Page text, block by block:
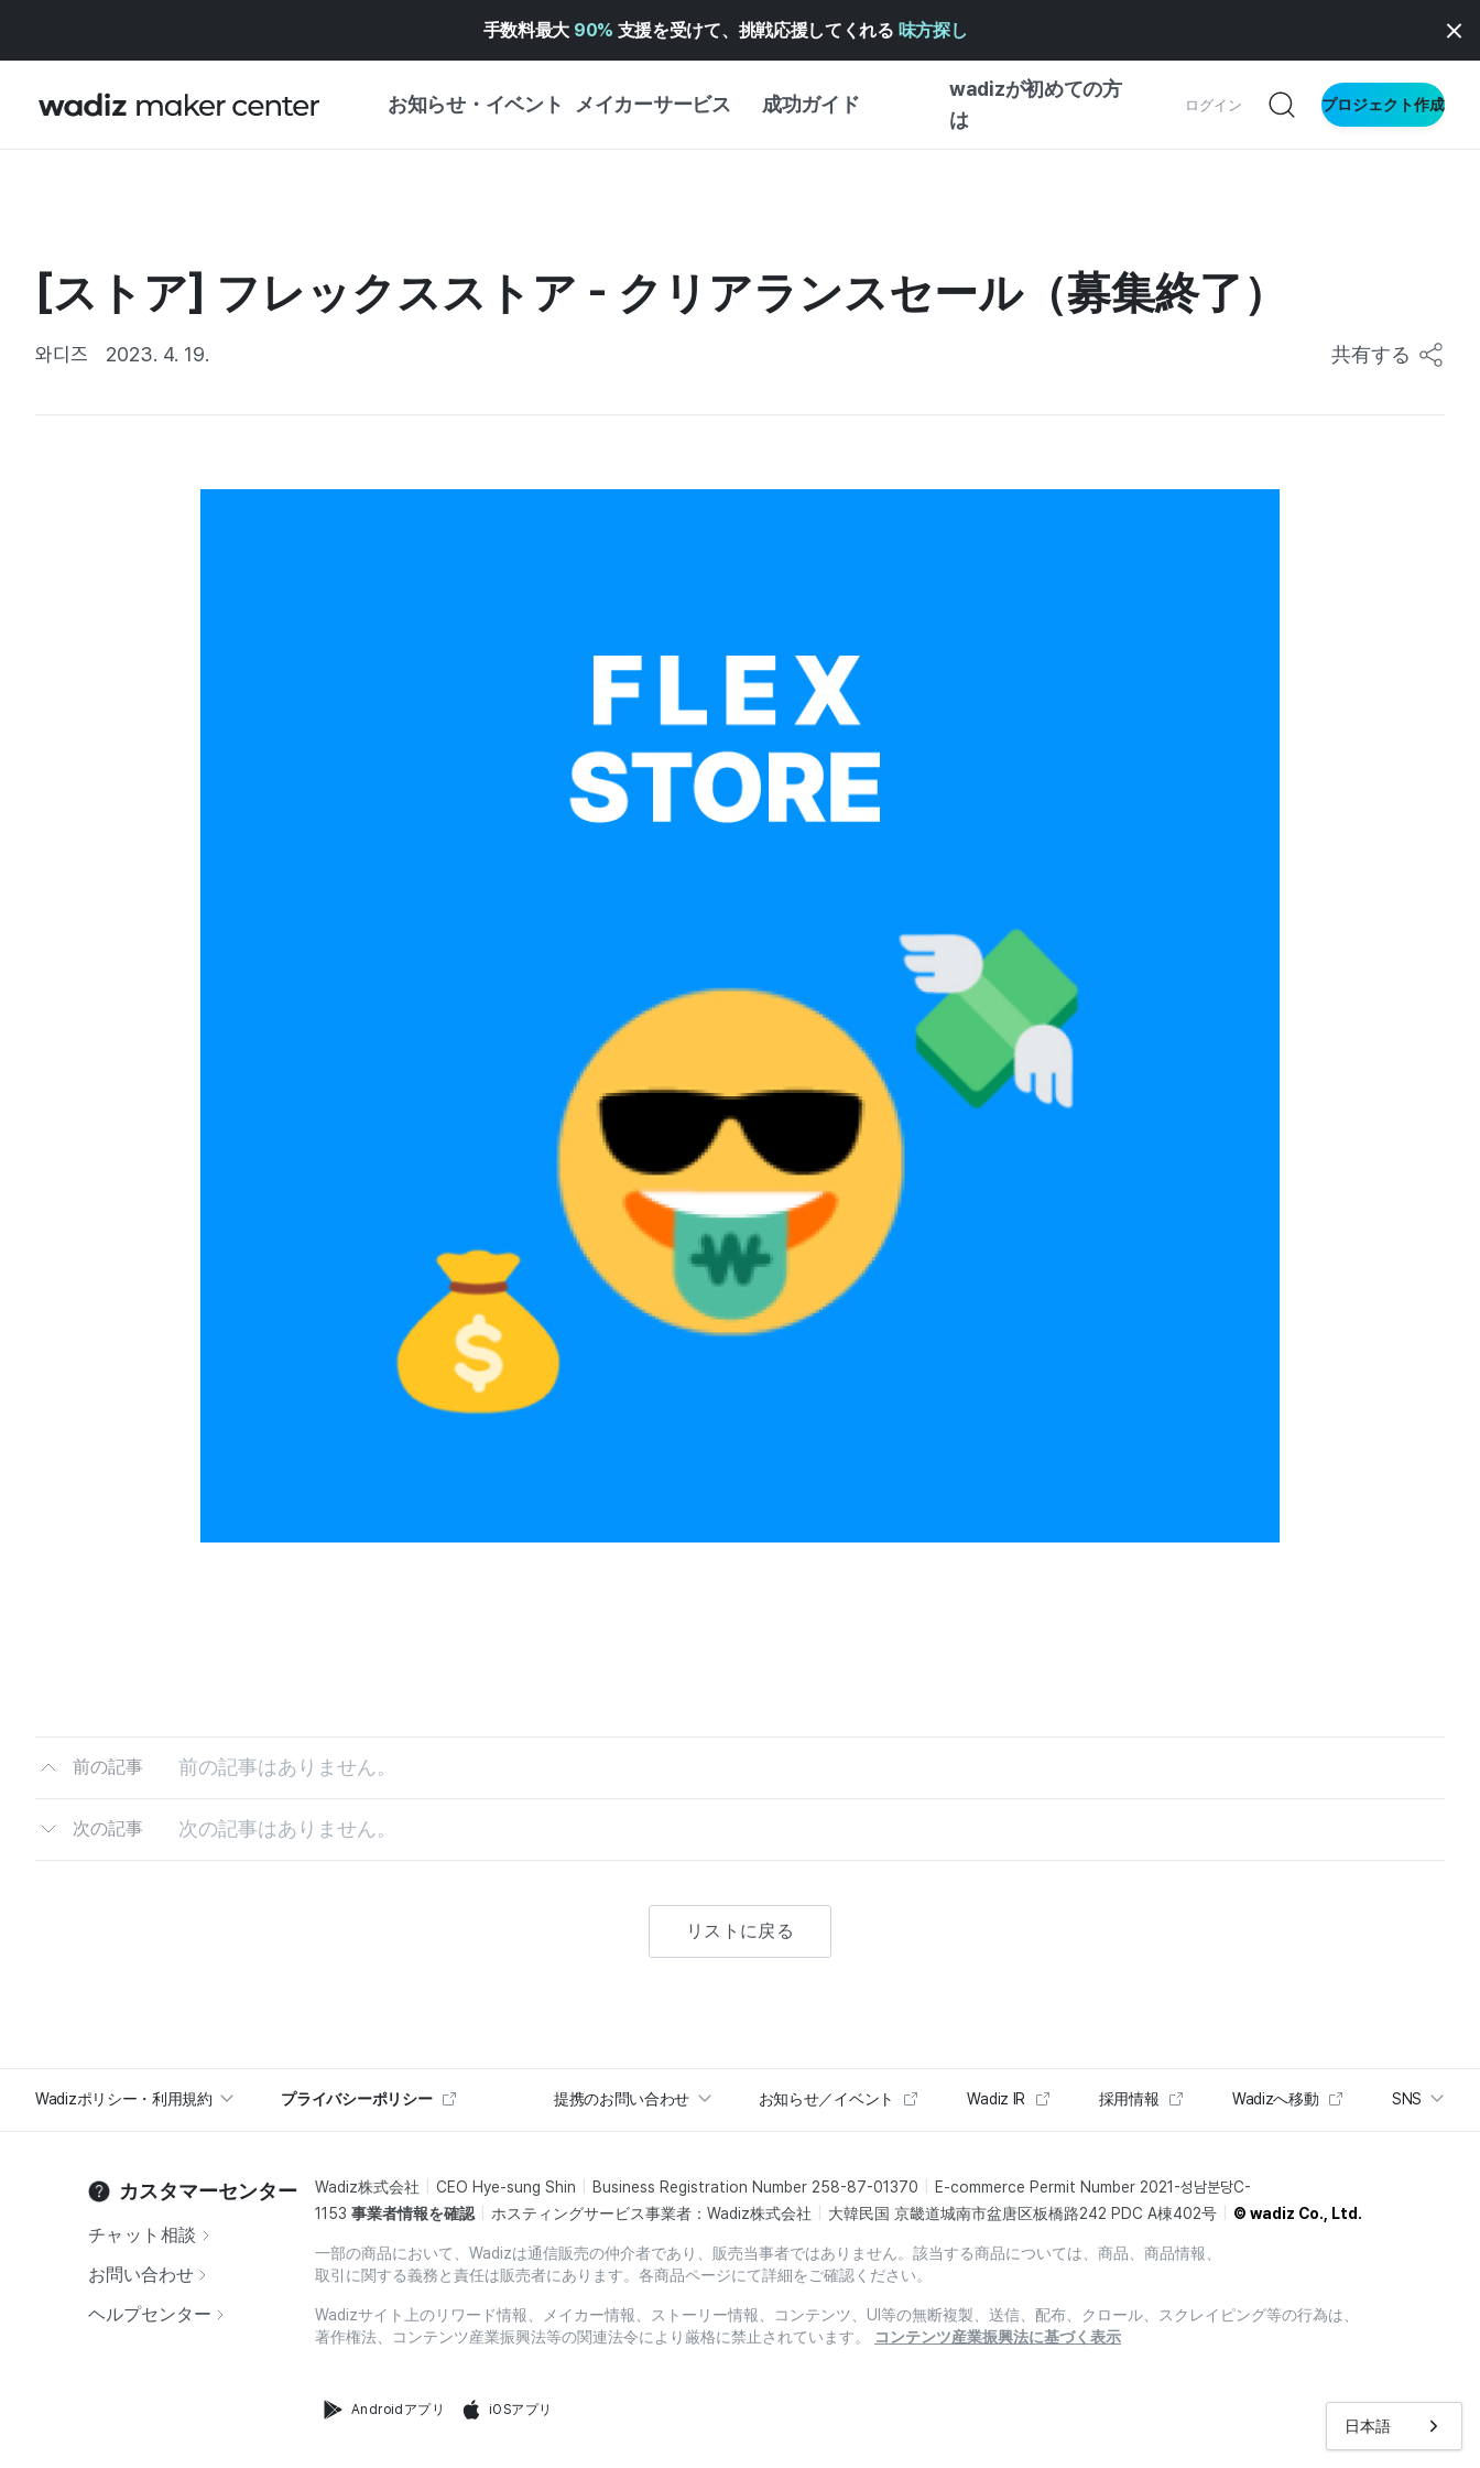
手数料最大 90% 支援を受けて、挑戦応援してくれる 味方探し
お知らせ・イベント メイカーサービス 成功ガイド
wadizが初めての方
は
ログイン プロジェクト作成
マイワディズ
重要なお知らせ
プレスリリース
企画展カレンダー
ヘルプセンター ↗︎
WADIZアワード ↗︎
WADIZ・スクール
成功ストーリー
創作型
日本語
[ストア] フレックスストア - クリアランスセール（募集終了）
와디즈 2023. 4. 19. 共有する
前の記事 前の記事はありません。
次の記事 次の記事はありません。
リストに戻る
Wadizポリシー・利用規約 プライバシーポリシー 提携のお問い合わせ お知らせ／イベント Wadiz IR 採用情報 Wadizへ移動 SNS
カスタマーセンター
チャット相談
お問い合わせ
ヘルプセンター
Wadiz株式会社 CEO Hye-sung Shin Business Registration Number 258-87-01370
E-commerce Permit Number 2021-성남분당C-
1153 事業者情報を確認 ホスティングサービス事業者：Wadiz株式会社 大韓民国 京畿道城南市盆唐区板橋路242 PDC A棟402号 © wadiz Co., Ltd.
一部の商品において、Wadizは通信販売の仲介者であり、販売当事者ではありません。該当する商品については、商品、商品情報、
取引に関する義務と責任は販売者にあります。各商品ページにて詳細をご確認ください。
Wadizサイト上のリワード情報、メイカー情報、ストーリー情報、コンテンツ、UI等の無断複製、送信、配布、クロール、スクレイピング等の行為は、
著作権法、コンテンツ産業振興法等の関連法令により厳格に禁止されています。
コンテンツ産業振興法に基づく表示
Androidアプリ iOSアプリ